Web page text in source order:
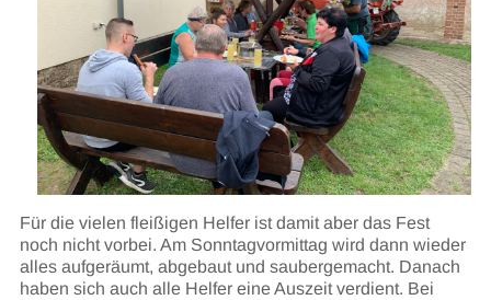
Für die vielen fleißigen Helfer ist damit aber das Fest
noch nicht vorbei. Am Sonntagvormittag wird dann wieder
alles aufgeräumt, abgebaut und saubergemacht. Danach
haben sich auch alle Helfer eine Auszeit verdient. Bei